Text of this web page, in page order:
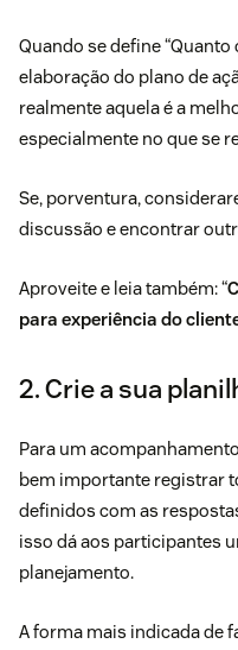
Quando se define
elaboração do plano de
realmente aquela é a
especialmente no que se
Se, porventura,
discussão e encontrar
Aproveite e leia também: “
para experiência do
2. Crie a sua
Para um
bem importante registrar
definidos com as
isso dá aos participantes
planejamento.
A forma mais indicada de